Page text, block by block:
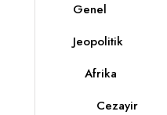
Genel
Jeopolitik
Afrika
Cezayir